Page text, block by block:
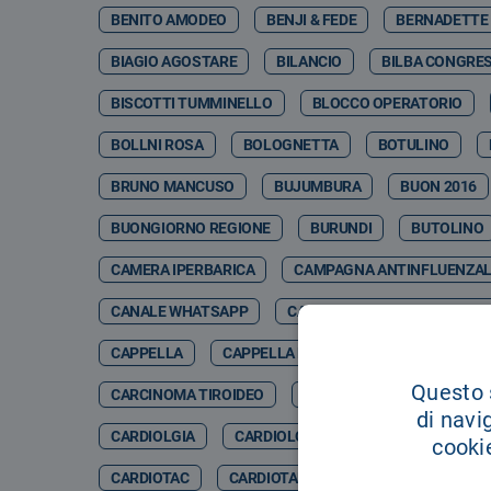
BENITO AMODEO BENJI & FEDE
BIAGIO AGOSTARE BILANCIO BILBA
BISCOTTI TUMMINELLO BLOCCO OPERATORIO
BOLLNI ROSA BOLOGNETTA BOTULINO
BRUNO MANCUSO BUJUMBURA BUON 2016
BUONGIORNO REGIONE BURUNDI BUTOLINO
CAMERA IPERBARICA CAMPAGNA
CANALE WHATSAPP CANCER GENETIC CENTER
CAPPELLA CAPPELLA DELL'OSPEDALE
CARCINOMA TIROIDEO CARCINOSI PERITONEALE
CARDIOLGIA CARDIOLOGCIA
CARDIOTAC CARDIOTARACICA
di